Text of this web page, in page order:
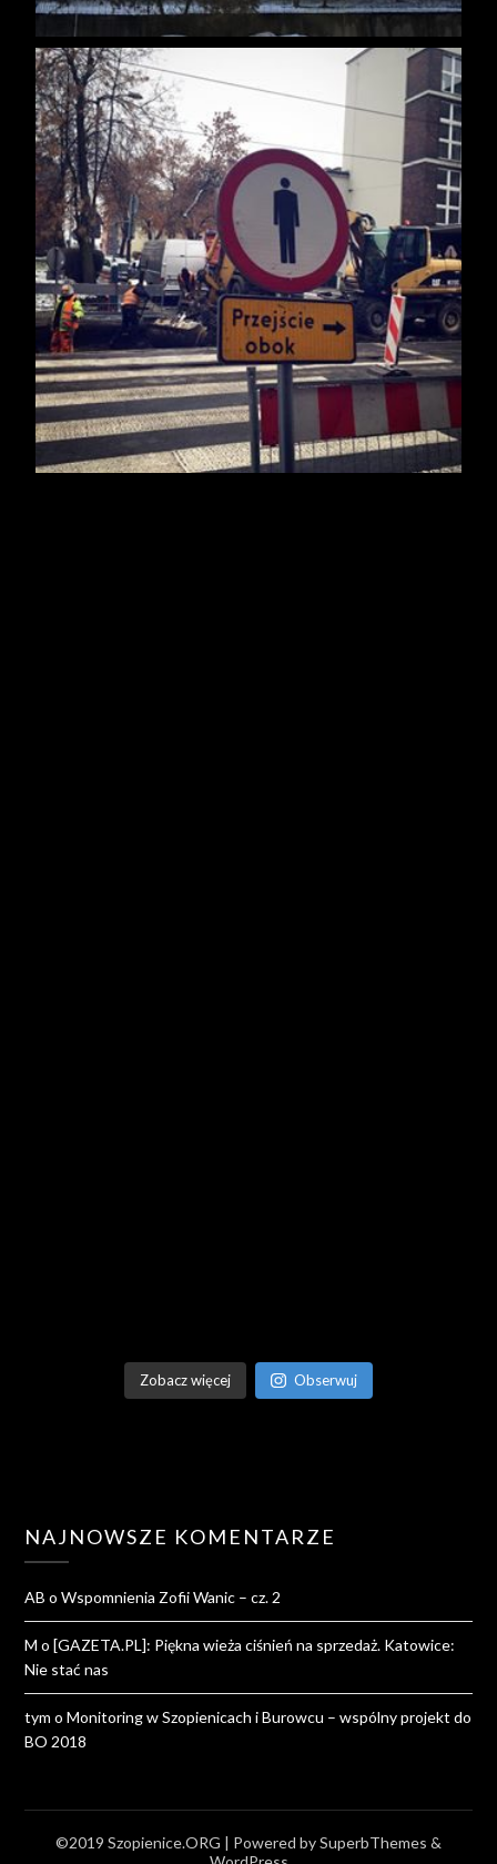
Zobacz więcej Obserwuj
NAJNOWSZE KOMENTARZE
AB oWspomnienia Zofii Wanic – cz. 2
M o[GAZETA.PL]: Piękna wieża ciśnień na sprzedaż. Katowice:
Nie stać nas
tym oMonitoring w Szopienicach i Burowcu – wspólny projekt do
BO 2018
©2019 Szopienice.ORG | Powered bySuperbThemes &